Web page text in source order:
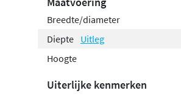
Breedte/diameter
Diepte Uitleg
Hoogte
Uiterlijke kenmerken